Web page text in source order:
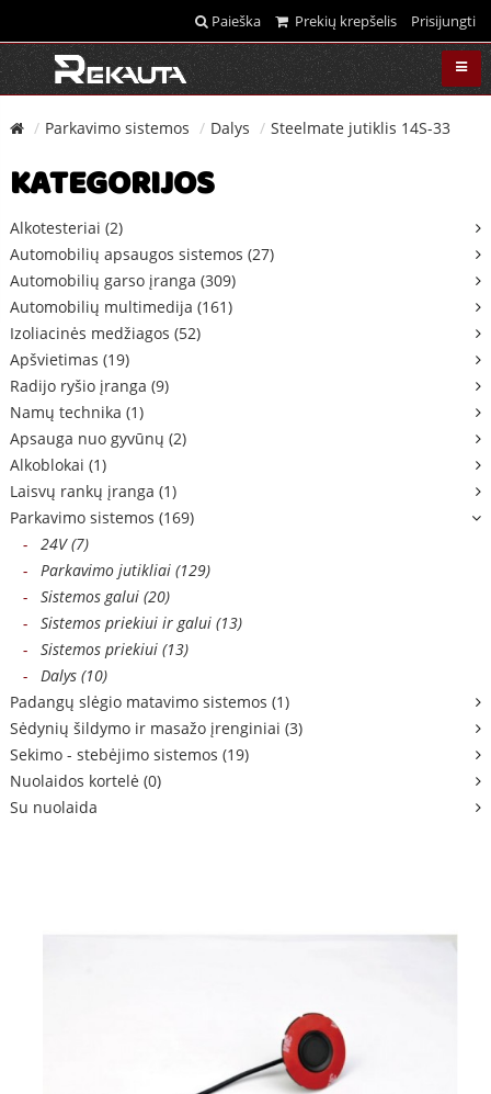
Paieška Prekių krepšelis Prisijungti
Parkavimo sistemos Dalys Steelmate jutiklis 14S-33
KATEGORIJOS
Alkotesteriai (2)
Automobilių apsaugos sistemos (27)
Automobilių garso įranga (309)
Automobilių multimedija (161)
Izoliacinės medžiagos (52)
Apšvietimas (19)
Radijo ryšio įranga (9)
Namų technika (1)
Apsauga nuo gyvūnų (2)
Alkoblokai (1)
Laisvų rankų įranga (1)
Parkavimo sistemos (169)
- 24V (7)
- Parkavimo jutikliai (129)
- Sistemos galui (20)
- Sistemos priekiui ir galui (13)
- Sistemos priekiui (13)
- Dalys (10)
Padangų slėgio matavimo sistemos (1)
Sėdynių šildymo ir masažo įrenginiai (3)
Sekimo - stebėjimo sistemos (19)
Nuolaidos kortelė (0)
Su nuolaida